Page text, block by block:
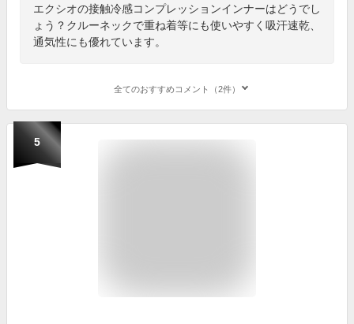
エクシオの接触冷感コンプレッションインナーはどうでし
ょう？クルーネックで重ね着等にも使いやすく吸汗速乾、
通気性にも優れています。
全てのおすすめコメント（2件）
5